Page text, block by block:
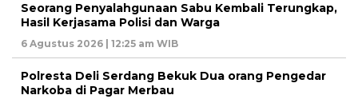
Seorang Penyalahgunaan Sabu Kembali Terungkap,
Hasil Kerjasama Polisi dan Warga
6 Agustus 2026 | 12:25 am WIB
Polresta Deli Serdang Bekuk Dua orang Pengedar
Narkoba di Pagar Merbau